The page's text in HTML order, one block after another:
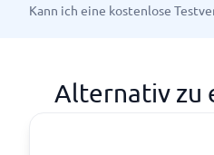
Kann ich eine kostenlose
Alternativ zu